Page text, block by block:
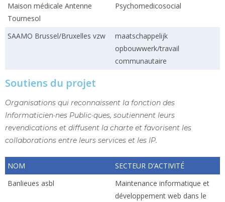
Maison médicale Antenne
Tournesol
Psychomedicosocial
SAAMO Brussel/Bruxelles vzw
maatschappelijk
opbouwwerk/travail
communautaire
Soutiens du projet
Organisations qui reconnaissent la fonction des
Informaticien·nes Public·ques, soutiennent leurs
revendications et diffusent la charte et favorisent les
collaborations entre leurs services et les IP.
NOM
SECTEUR D’ACTIVITÉ
Banlieues asbl
Maintenance informatique et
développement web dans le